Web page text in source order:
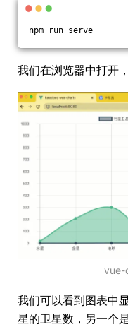
npm run serve
我们在浏览器中打开
vue-
我们可以看到图表中
星的卫星数，另一个